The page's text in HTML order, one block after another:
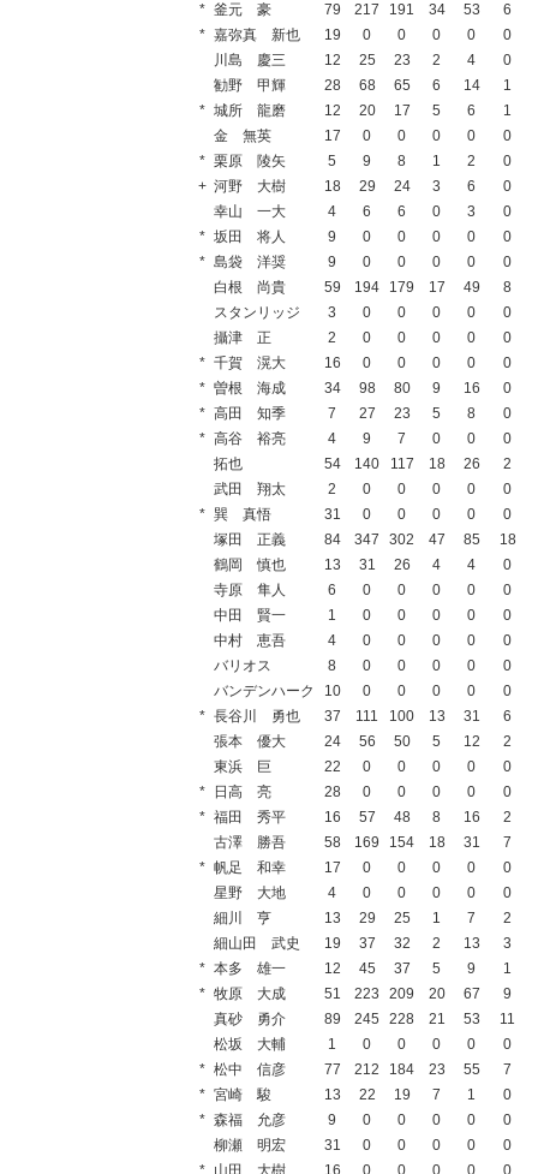
* 釜元 豪 79 217 191 34 53
6
* 嘉弥真 新也 19 0 0 0 0
0
川島 慶三
12 25 23 2 4
0
勧野 甲輝
28 68 65 6 14
1
* 城所 龍磨 12 20 17 5 6
1
金 無英
17 0 0 0 0
0
* 栗原 陵矢 5 9 8 1 2
0
+ 河野 大樹 18 29 24 3 6
0
幸山 一大
4 6 6 0 3
0
* 坂田 将人 9 0 0 0 0
0
* 島袋 洋奨 9 0 0 0 0
0
白根 尚貴
59 194 179 17 49
8
スタンリッジ
3 0 0 0 0
0
攝津 正
2 0 0 0 0
0
* 千賀 滉大 16 0 0 0 0
0
* 曽根 海成 34 98 80 9 16
0
* 高田 知季 7 27 23 5 8
0
* 高谷 裕亮 4 9 7 0 0
0
拓也
54 140 117 18 26
2
武田 翔太
2 0 0 0 0
0
* 巽 真悟 31 0 0 0 0
0
塚田 正義
84 347 302 47 85
18
鶴岡 慎也
13 31 26 4 4
0
寺原 隼人
6 0 0 0 0
0
中田 賢一
1 0 0 0 0
0
中村 恵吾
4 0 0 0 0
0
バリオス
8 0 0 0 0
0
バンデンハーク
10 0 0 0 0
0
* 長谷川 勇也 37 111 100 13 31
6
張本 優大
24 56 50 5 12
2
東浜 巨
22 0 0 0 0
0
*
日高 亮 28 0 0 0 0
0
* 福田 秀平 16 57 48 8 16
2
古澤 勝吾
58 169 154 18 31
7
* 帆足 和幸 17 0 0 0 0
0
星野 大地
4 0 0 0 0
0
細川 亨
13 29 25 1 7
2
細山田 武史
19 37 32 2 13
3
* 本多 雄一 12 45 37 5 9
1
* 牧原 大成 51 223 209 20 67
9
真砂 勇介
89 245 228 21 53
11
松坂 大輔
1 0 0 0 0
0
* 松中 信彦 77 212 184 23 55
7
* 宮崎 駿 13 22 19 7 1
0
* 森福 允彦 9 0 0 0 0
0
柳瀬 明宏
31 0 0 0 0
0
* 山田 大樹 16 0 0 0 0
0